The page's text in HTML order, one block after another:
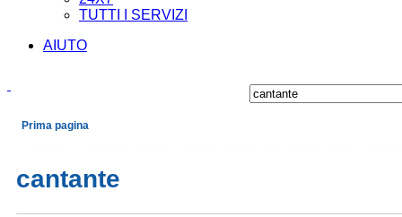
TUTTI I SERVIZI
AIUTO
Prima pagina
cantante